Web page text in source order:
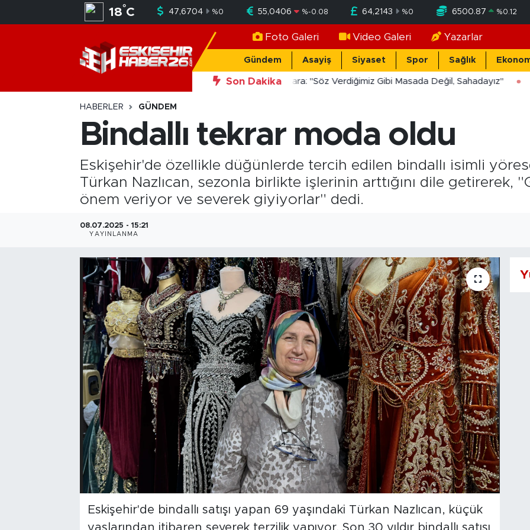
18°C 47,6704 %0 55,0406 %-0.08 64,2143 %0 6500.87 %0.12
Foto Galeri Video Galeri Yazarlar
Gündem Asayiş Siyaset Spor Sağlık
Son Dakika
20:56Okan Yücekara: "Söz Verdiğimiz Gibi Masada Değil, Sahadayız"
HABERLER GÜNDEM
Bindallı tekrar moda oldu
Eskişehir'de özellikle düğünlerde tercih edilen bindallı isimli
Türkan Nazlıcan, sezonla birlikte işlerinin arttığını dile getirerek,
önem veriyor ve severek giyiyorlar" dedi.
08.07.2025 - 15:21
YAYINLANMA
Eskişehir'de bindallı satışı yapan 69 yaşındaki Türkan Nazlıcan, küçük
Nöbetçi Eczaneler
Hava Durumu
Trafik Durumu
Süper Lig Puan Durumu ve Fikstür
Tüm Manşetler
Son Dakika Haberleri
Haber Arşivi